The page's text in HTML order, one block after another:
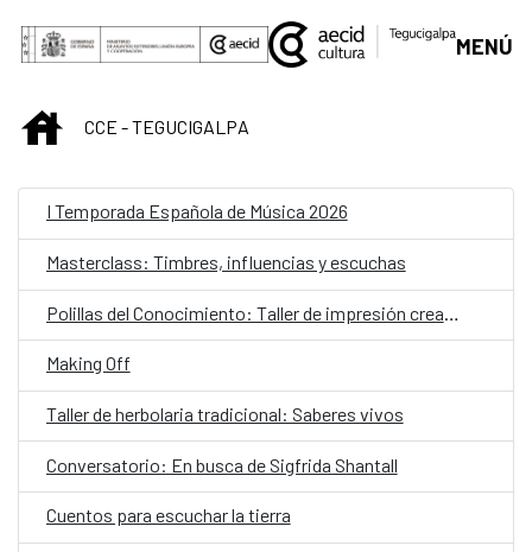
Saltar al contenido principal
MENÚ
INICIOCCE - TEGUCIGALPA
I Temporada Española de Música 2026
Masterclass: Timbres, influencias y escuchas
Making Off
Taller de herbolaria tradicional: Saberes vivos
Conversatorio: En busca de Sigfrida Shantall
Cuentos para escuchar la tierra